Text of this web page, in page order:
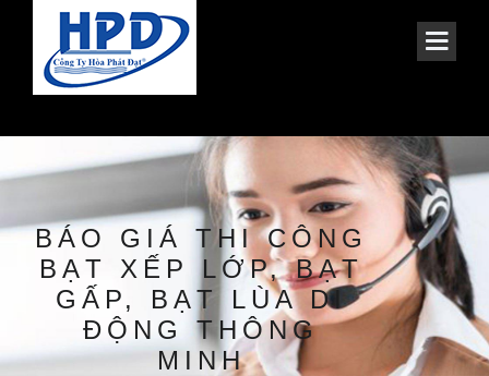
BÁO GIÁ THI CÔNG
BẠT XẾP LỚP, BẠT
GẤP, BẠT LÙA DI
ĐỘNG THÔNG
MINH